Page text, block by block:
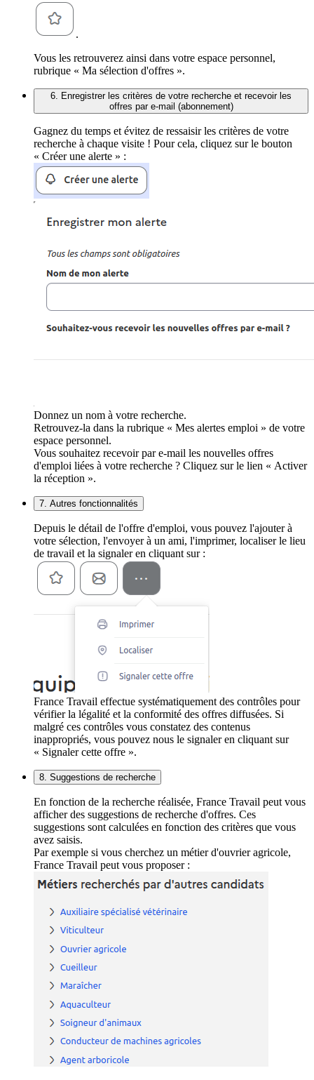
.
Vous les retrouverez ainsi dans votre espace personnel,
rubrique « Ma sélection d'offres ».
6. Enregistrer les critères de votre recherche et recevoir les
offres par e-mail (abonnement)
Gagnez du temps et évitez de ressaisir les critères de votre
recherche à chaque visite ! Pour cela, cliquez sur le bouton
« Créer une alerte » :
Donnez un nom à votre recherche.
Retrouvez-la dans la rubrique « Mes alertes emploi » de votre
espace personnel.
Vous souhaitez recevoir par e-mail les nouvelles offres
d'emploi liées à votre recherche ? Cliquez sur le lien « Activer
la réception ».
7. Autres fonctionnalités
Depuis le détail de l'offre d'emploi, vous pouvez l'ajouter à
votre sélection, l'envoyer à un ami, l'imprimer, localiser le lieu
de travail et la signaler en cliquant sur :
France Travail effectue systématiquement des contrôles pour
vérifier la légalité et la conformité des offres diffusées. Si
malgré ces contrôles vous constatez des contenus
inappropriés, vous pouvez nous le signaler en cliquant sur
« Signaler cette offre ».
8. Suggestions de recherche
En fonction de la recherche réalisée, France Travail peut vous
afficher des suggestions de recherche d'offres. Ces
suggestions sont calculées en fonction des critères que vous
avez saisis.
Par exemple si vous cherchez un métier d'ouvrier agricole,
France Travail peut vous proposer :